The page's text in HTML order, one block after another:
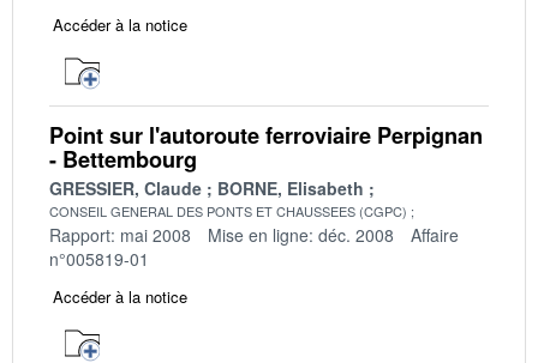
Accéder à la notice
Point sur l'autoroute ferroviaire Perpignan
- Bettembourg
GRESSIER, Claude BORNE, Elisabeth
CONSEIL GENERAL DES PONTS ET CHAUSSEES (CGPC)
Rapport: mai 2008 Mise en ligne: déc. 2008
Affaire
n°005819-01
Accéder à la notice